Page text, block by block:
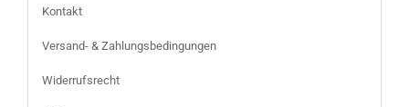
Kontakt
Versand- & Zahlungsbedingungen
Widerrufsrecht